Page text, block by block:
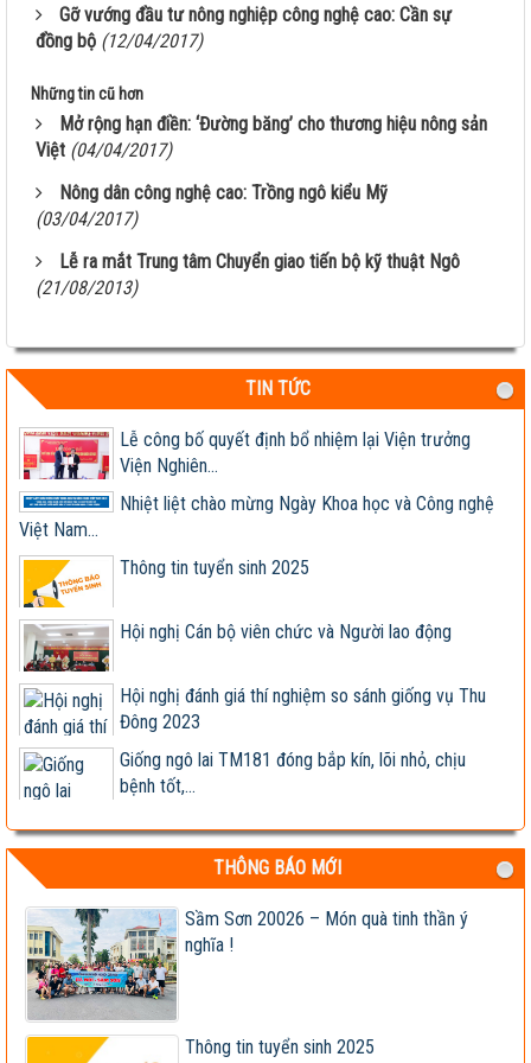
Gỡ vướng đầu tư nông nghiệp công nghệ cao: Cần sự
đồng bộ (12/04/2017)
Những tin cũ hơn
Mở rộng hạn điền: ‘Đường băng’ cho thương hiệu nông sản
Việt (04/04/2017)
Nông dân công nghệ cao: Trồng ngô kiểu Mỹ
(03/04/2017)
Lễ ra mắt Trung tâm Chuyển giao tiến bộ kỹ thuật Ngô
(21/08/2013)
TIN TỨC
Giống ngô TM181: Lấy hạt rất tốt, lấy sinh khối
cũng hay!
Khi nào chấm dứt chi hàng tỷ đô nhập khẩu ngô?
HỘI THẢO KHOA HỌC “TỔNG KẾT CÔNG TÁC
NGHIÊN CỨU KHOA HỌC VÀ...
Giúp nông dân sản xuất ngô sinh khối theo tư duy
thị trường
Sầm Sơn 20026 – Món quà tinh thần ý nghĩa !
Lễ công bố quyết định bổ nhiệm lại Viện trưởng
Viện Nghiên...
Nhiệt liệt chào mừng Ngày Khoa học và Công nghệ
Việt Nam...
Thông tin tuyển sinh 2025
Hội nghị Cán bộ viên chức và Người lao động
Hội nghị đánh giá thí nghiệm so sánh giống vụ Thu
Đông 2023
Giống ngô lai TM181 đóng bắp kín, lõi nhỏ, chịu
bệnh tốt,...
doanh các...
Lễ ký kết Biên bản ghi nhớ hợp tác nghiên cứu, phát
triển...
Viện khoa học trụ vững trong cơ chế thị trường -
Viện trưởng...
Tập đoàn Lộc Trời nhận chuyển giao, cung cấp
giống ngô lai...
THÔNG BÁO MỚI
Sầm Sơn 20026 – Món quà tinh thần ý
nghĩa !
Thông tin tuyển sinh 2025